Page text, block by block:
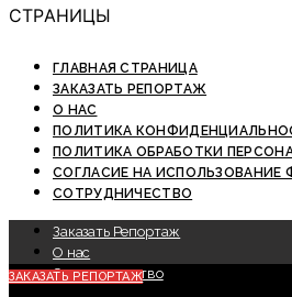
СТРАНИЦЫ
ГЛАВНАЯ СТРАНИЦА
ЗАКАЗАТЬ РЕПОРТАЖ
О НАС
ПОЛИТИКА
ПОЛИТИКА ОБРАБОТКИ
СОГЛАСИЕ НА ИСПОЛЬЗОВАНИЕ
СОТРУДНИЧЕСТВО
Заказать Репортаж
О нас
Сотрудничество
ЗАКАЗАТЬ РЕПОРТАЖ